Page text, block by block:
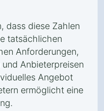
dass diese Zahlen
tatsächlichen
Anforderungen,
Anbieterpreisen
Angebot
ermöglicht eine